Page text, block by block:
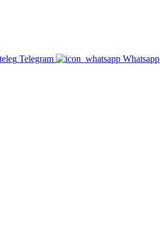
Telegram Whatsapp